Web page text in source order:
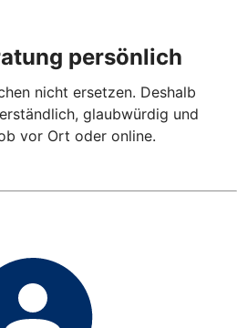
persönlich
nicht ersetzen. Deshalb
glaubwürdig und
vor Ort oder online.